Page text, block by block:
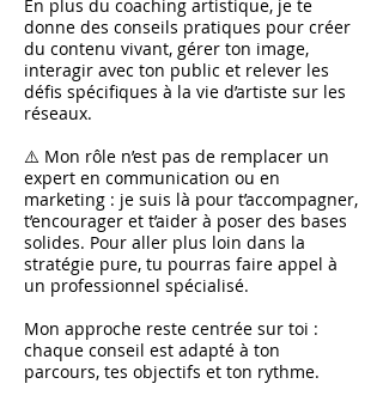
En plus du coaching artistique, je te
donne des conseils pratiques pour créer
du contenu vivant, gérer ton image,
interagir avec ton public et relever les
défis spécifiques à la vie d’artiste sur les
réseaux.
⚠️ Mon rôle n’est pas de remplacer un
expert en communication ou en
marketing : je suis là pour t’accompagner,
t’encourager et t’aider à poser des bases
solides. Pour aller plus loin dans la
stratégie pure, tu pourras faire appel à
un professionnel spécialisé.
Mon approche reste centrée sur toi :
chaque conseil est adapté à ton
parcours, tes objectifs et ton rythme.